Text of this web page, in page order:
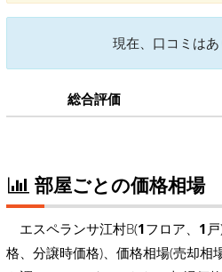
現在、口コミはあ
総合評価
部屋ごとの価格相場
エスペランサ江村B(1フロア、 1
格、分譲時価格)、価格相場(売却相